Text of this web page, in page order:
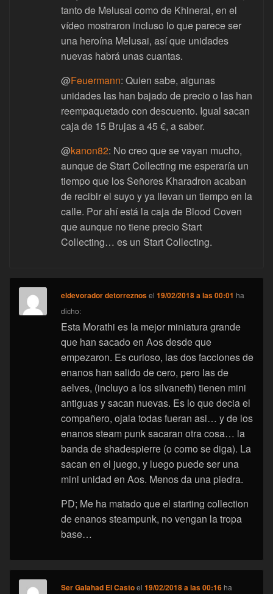
tanto de Melusai como de Khinerai, en el
vídeo mostraron incluso lo que parece ser
una heroína Melusai, así que unidades
nuevas habrá unas cuantas.
@Feuermann: Quien sabe, algunas
unidades las han bajado de precio o las han
reempaquetado con descuento. Igual sacan
caja de 15 Brujas a 45 €, a saber.
@kanon82: No creo que se vayan mucho,
aunque de Start Collecting me esperaría un
tiempo que los Señores Kharadron acaban
de recibir el suyo y ya llevan un tiempo en la
calle. Por ahí está la caja de Blood Coven
que aunque no tiene precio Start
Collecting… es un Start Collecting.
eldevorador detorreznosel19/02/2018 a las 00:01 ha
dicho:
Esta Morathi es la mejor miniatura grande
que han sacado en Aos desde que
empezaron. Es curioso, las dos facciones de
enanos han salido de cero, pero las de
aelves, (incluyo a los silvaneth) tienen mini
antiguas y sacan nuevas. Es lo que decia el
compañero, ojala todas fueran asi… y de los
enanos steam punk sacaran otra cosa… la
banda de shadespierre (o como se diga). La
sacan en el juego, y luego puede ser una
mini unidad en Aos. Menos da una piedra.
PD; Me ha matado que el starting collection
de enanos steampunk, no vengan la tropa
base…
Ser Galahad El Castoel19/02/2018 a las 00:16 ha